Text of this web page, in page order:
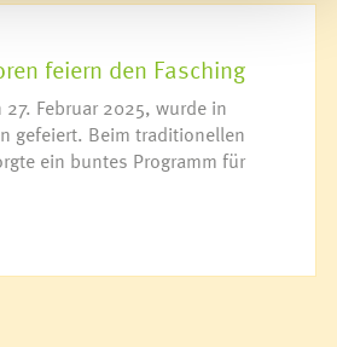
feiern den Fasching
Februar 2025, wurde in
gefeiert. Beim traditionellen
ein buntes Programm für